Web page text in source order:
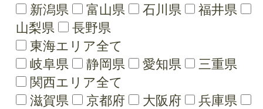
新潟県
富山県 石川県
福井県
山梨県
長野県
東海エリア全て
岐阜県
静岡県 愛知県
三重県
関西エリア全て
滋賀県
京都府 大阪府
兵庫県